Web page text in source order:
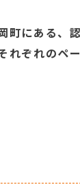
町にある
れぞれの